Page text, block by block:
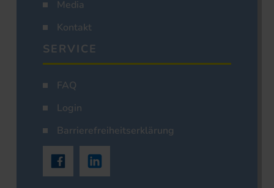
Media
Kontakt
SERVICE
FAQ
Login
Barrierefreiheitserklärung